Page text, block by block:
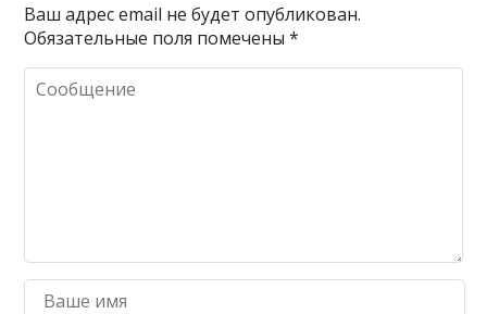
Ваш адрес email не будет опубликован.
Обязательные поля помечены*